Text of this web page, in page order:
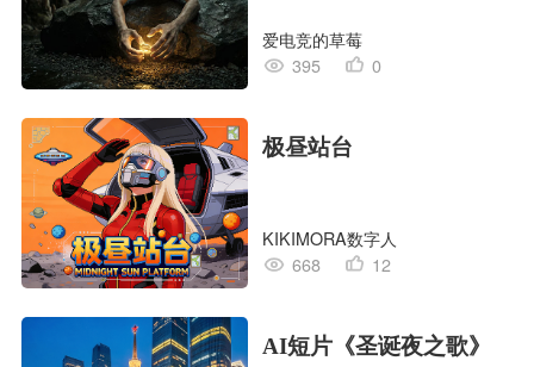
爱电竞的草莓
395
0
极昼站台
KIKIMORA数字人
668
12
AI短片《圣诞夜之歌》